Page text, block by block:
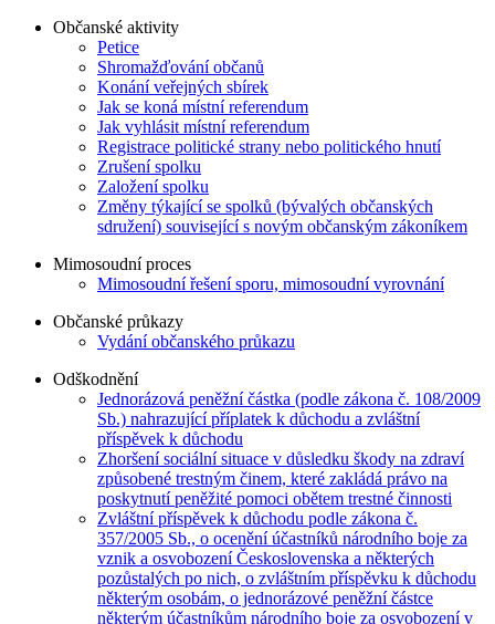
Občanské aktivity
Petice
Shromažďování občanů
Konání veřejných sbírek
Jak se koná místní referendum
Jak vyhlásit místní referendum
Registrace politické strany nebo politického hnutí
Zrušení spolku
Založení spolku
Změny týkající se spolků (bývalých občanských
sdružení) související s novým občanským zákoníkem
Mimosoudní proces
Mimosoudní řešení sporu, mimosoudní vyrovnání
Občanské průkazy
Vydání občanského průkazu
Odškodnění
Jednorázová peněžní částka (podle zákona č. 108/2009
Sb.) nahrazující příplatek k důchodu a zvláštní
příspěvek k důchodu
Zhoršení sociální situace v důsledku škody na zdraví
způsobené trestným činem, které zakládá právo na
poskytnutí peněžité pomoci obětem trestné činnosti
Zvláštní příspěvek k důchodu podle zákona č.
357/2005 Sb., o ocenění účastníků národního boje za
vznik a osvobození Československa a některých
pozůstalých po nich, o zvláštním příspěvku k důchodu
některým osobám, o jednorázové peněžní částce
některým účastníkům národního boje za osvobození v